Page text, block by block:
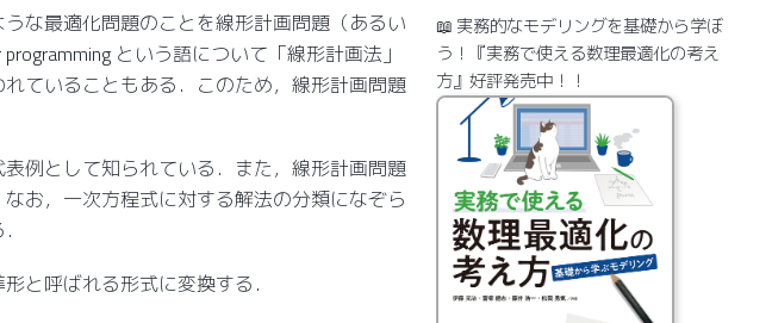
📖 実務的なモデリングを基礎から学ぼ
う！『実務で使える数理最適化の考え
方』好評発売中！！
な最適化問題のことを線形計画問題（あるい
という語について「線形計画法」
ていることもある．このため，線形計画問題
例として知られている．また，線形計画問題
お，一次方程式に対する解法の分類になぞら
と呼ばれる形式に変換する．